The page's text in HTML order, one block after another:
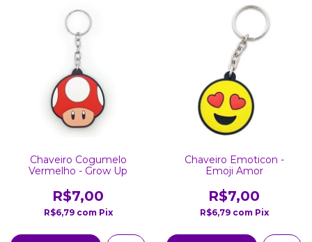
Chaveiro Cogumelo
Vermelho - Grow Up
R$7,00
R$6,79 com Pix
Chaveiro Emoticon -
Emoji Amor
R$7,00
R$6,79 com Pix